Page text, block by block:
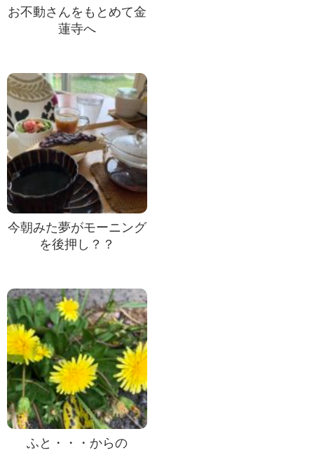
お不動さんをもとめて金
蓮寺へ
今朝みた夢がモーニング
を後押し？？
ふと・・・からの